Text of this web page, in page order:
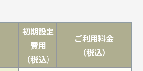
初期設定
費用
（税込）
ご利用料金
（税込）